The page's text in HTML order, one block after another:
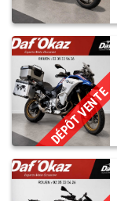
DÉPÔT VENTE